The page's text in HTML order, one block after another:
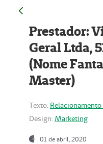
Prestador:
Geral Ltda,
(Nome
Master)
Texto:
Design: Marketing
01 de abril, 2020